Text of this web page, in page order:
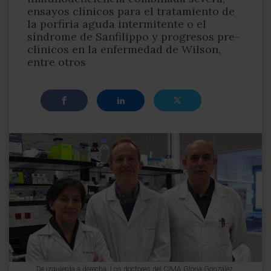
ensayos clínicos para el tratamiento de
la porfiria aguda intermitente o el
síndrome de Sanfilippo y progresos pre-
clínicos en la enfermedad de Wilson,
entre otros
De izquierda a derecha: Los doctores del CIMA Gloria González,